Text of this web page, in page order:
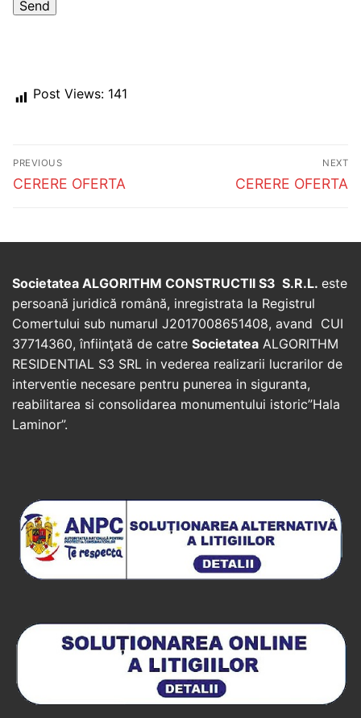
Post Views: 141
Post
navigation
PREVIOUS
Previous
CERERE OFERTA
NEXT
Next
CERERE OFERTA
Societatea ALGORITHM CONSTRUCTII S3 S.R.L. este
persoană juridică română, inregistrata la Registrul
Comertului sub numarul J2017008651408, avand CUI
37714360, înfiinţată de catre Societatea ALGORITHM
RESIDENTIAL S3 SRL in vederea realizarii lucrarilor de
interventie necesare pentru punerea in siguranta,
reabilitarea si consolidarea monumentului istoric”Hala
Laminor”.